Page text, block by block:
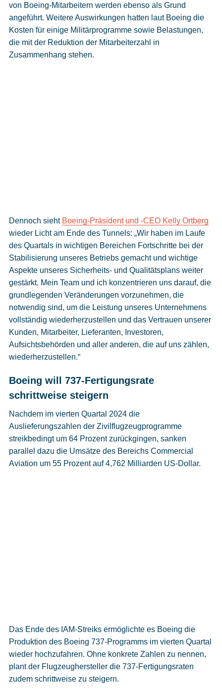
von Boeing-Mitarbeitern werden ebenso als Grund
angeführt. Weitere Auswirkungen hatten laut Boeing die
Kosten für einige Militärprogramme sowie Belastungen,
die mit der Reduktion der Mitarbeiterzahl in
Zusammenhang stehen.
Dennoch sieht Boeing-Präsident und -CEO Kelly Ortberg
wieder Licht am Ende des Tunnels: „Wir haben im Laufe
des Quartals in wichtigen Bereichen Fortschritte bei der
Stabilisierung unseres Betriebs gemacht und wichtige
Aspekte unseres Sicherheits- und Qualitätsplans weiter
gestärkt. Mein Team und ich konzentrieren uns darauf, die
grundlegenden Veränderungen vorzunehmen, die
notwendig sind, um die Leistung unseres Unternehmens
vollständig wiederherzustellen und das Vertrauen unserer
Kunden, Mitarbeiter, Lieferanten, Investoren,
Aufsichtsbehörden und aller anderen, die auf uns zählen,
wiederherzustellen.“
Boeing will 737-Fertigungsrate
schrittweise steigern
Nachdem im vierten Quartal 2024 die
Auslieferungszahlen der Zivilflugzeugprogramme
streikbedingt um 64 Prozent zurückgingen, sanken
parallel dazu die Umsätze des Bereichs Commercial
Aviation um 55 Prozent auf 4,762 Milliarden US-Dollar.
Das Ende des IAM-Streiks ermöglichte es Boeing die
Produktion des Boeing 737-Programms im vierten Quartal
wieder hochzufahren. Ohne konkrete Zahlen zu nennen,
plant der Flugzeughersteller die 737-Fertigungsraten
zudem schrittweise zu steigern.